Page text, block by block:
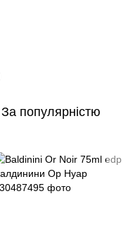
За популярністю